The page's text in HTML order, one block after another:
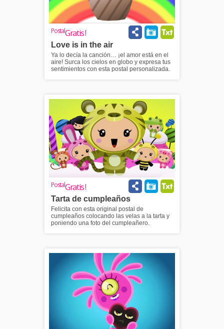
PostalGratis !
Love is in the air
Ya lo decía la canción… ¡el amor está en el
aire! Surca los cielos en globo y expresa tus
sentimientos con esta postal personalizada.
PostalGratis !
Tarta de cumpleaños
Felicita con esta original postal de
cumpleaños colocando las velas a la tarta y
poniendo una foto del cumpleañero.